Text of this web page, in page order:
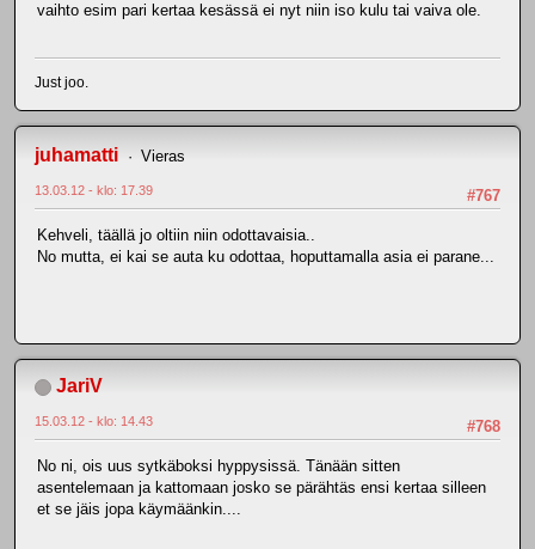
vaihto esim pari kertaa kesässä ei nyt niin iso kulu tai vaiva ole.
Just joo.
juhamatti Vieras
#767
13.03.12 - klo: 17.39
Kehveli, täällä jo oltiin niin odottavaisia..
No mutta, ei kai se auta ku odottaa, hoputtamalla asia ei parane...
JariV
#768
15.03.12 - klo: 14.43
No ni, ois uus sytkäboksi hyppysissä. Tänään sitten
asentelemaan ja kattomaan josko se pärähtäs ensi kertaa silleen
et se jäis jopa käymäänkin....